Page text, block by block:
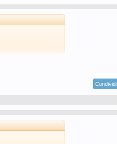
Condividi